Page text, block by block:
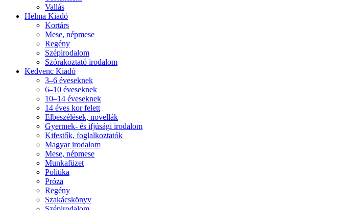
Vallás
Helma Kiadó
Kortárs
Mese, népmese
Regény
Szépirodalom
Szórakoztató irodalom
Kedvenc Kiadó
3–6 éveseknek
6–10 éveseknek
10–14 éveseknek
14 éves kor felett
Elbeszélések, novellák
Gyermek- és ifjúsági irodalom
Kifestők, foglalkoztatók
Magyar irodalom
Mese, népmese
Munkafüzet
Politika
Próza
Regény
Szakácskönyv